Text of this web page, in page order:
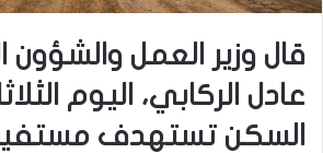
قال وزير العمل والشؤون
عادل الركابي، اليوم
السكن تستهدف